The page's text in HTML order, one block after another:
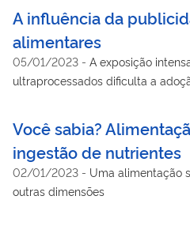
A influência da
alimentares
05/01/2023 - A exposição intensa à
ultraprocessados
Você sabia?
ingestão de nutrientes
02/01/2023 - Uma alimentação
outras dimensões